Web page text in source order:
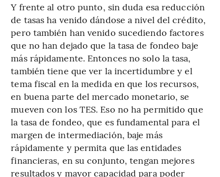
Y frente al otro punto, sin duda esa reducción
de tasas ha venido dándose a nivel del crédito,
pero también han venido sucediendo factores
que no han dejado que la tasa de fondeo baje
más rápidamente. Entonces no solo la tasa,
también tiene que ver la incertidumbre y el
tema fiscal en la medida en que los recursos,
en buena parte del mercado monetario, se
mueven con los TES. Eso no ha permitido que
la tasa de fondeo, que es fundamental para el
margen de intermediación, baje más
rápidamente y permita que las entidades
financieras, en su conjunto, tengan mejores
resultados y mayor capacidad para poder